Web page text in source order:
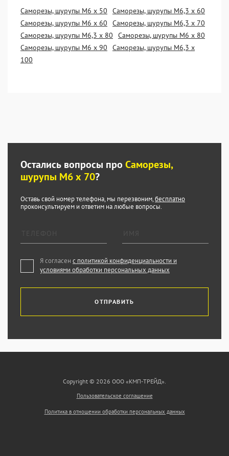
Саморезы, шурупы М6 х 50
Саморезы, шурупы М6,3 х 60
Саморезы, шурупы М6 х 60
Саморезы, шурупы М6,3 х 70
Саморезы, шурупы М6,3 х 80
Саморезы, шурупы М6 х 80
Саморезы, шурупы М6 х 90
Саморезы, шурупы М6,3 х
100
Остались вопросы про Саморезы,
шурупы М6 х 70?
Оставь свой номер телефона, мы перезвоним,бесплатно
проконсультируем и ответим на любые вопросы.
Я согласен с политикой конфиденциальности и
условиями обработки персональных данных
ОТПРАВИТЬ
Copyright © 2026 ООО «КМП-ТРЕЙД».
Пользовательское соглашение
Политика в отношении обработки персональных данных